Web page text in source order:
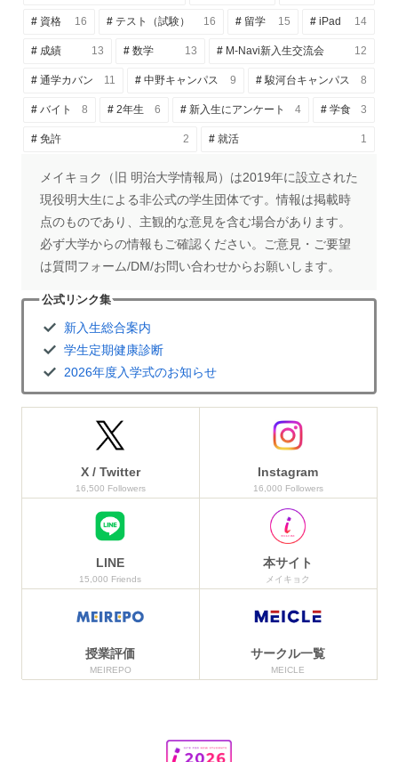
資格 16 テスト（試験） 16 留学 15 iPad 14
成績 13 数学 13 M-Navi新入生交流会 12
通学カバン 11 中野キャンパス 9 駿河台キャンパス 8
バイト 8 2年生 6 新入生にアンケート 4 学食 3
免許 2 就活 1
メイキョク（旧 明治大学情報局）は2019年に設立された
現役明大生による非公式の学生団体です。情報は掲載時
点のものであり、主観的な意見を含む場合があります。
必ず大学からの情報もご確認ください。ご意見・ご要望
は質問フォーム/DM/お問い合わせからお願いします。
公式リンク集
新入生総合案内
学生定期健康診断
2026年度入学式のお知らせ
X / Twitter
16,500 Followers
Instagram
16,000 Followers
LINE
15,000 Friends
本サイト
メイキョク
授業評価
MEIREPO
サークル一覧
MEICLE